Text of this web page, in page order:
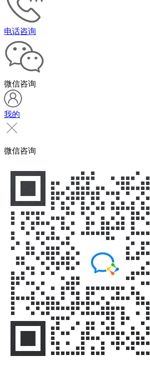
电话咨询
微信咨询
我的
微信咨询